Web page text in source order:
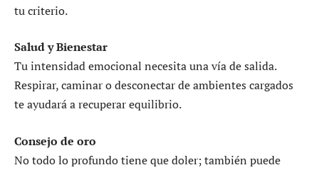
tu criterio.
Salud y Bienestar
Tu intensidad emocional necesita una vía de salida.
Respirar, caminar o desconectar de ambientes cargados
te ayudará a recuperar equilibrio.
Consejo de oro
No todo lo profundo tiene que doler; también puede